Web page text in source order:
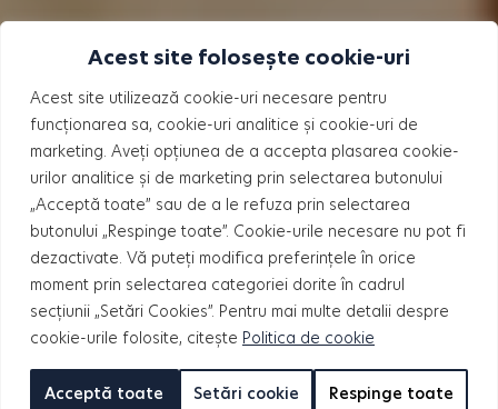
Acest site folosește cookie-uri
Acest site utilizează cookie-uri necesare pentru
funcționarea sa, cookie-uri analitice și cookie-uri de
marketing. Aveți opțiunea de a accepta plasarea cookie-
urilor analitice și de marketing prin selectarea butonului
„Acceptă toate” sau de a le refuza prin selectarea
butonului „Respinge toate”. Cookie-urile necesare nu pot fi
dezactivate. Vă puteți modifica preferințele în orice
moment prin selectarea categoriei dorite în cadrul
secțiunii „Setări Cookies”. Pentru mai multe detalii despre
cookie-urile folosite, citește Politica de cookie
Setări cookie Respinge toate
Acceptă toate